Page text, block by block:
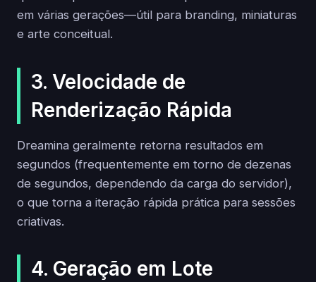
em várias gerações—útil para branding, miniaturas
e arte conceitual.
3. Velocidade de
Renderização Rápida
Dreamina geralmente retorna resultados em
segundos (frequentemente em torno de dezenas
de segundos, dependendo da carga do servidor),
o que torna a iteração rápida prática para sessões
criativas.
4. Geração em Lote